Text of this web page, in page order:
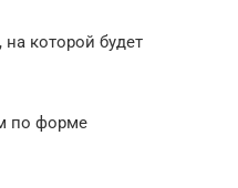
которой будет
по форме